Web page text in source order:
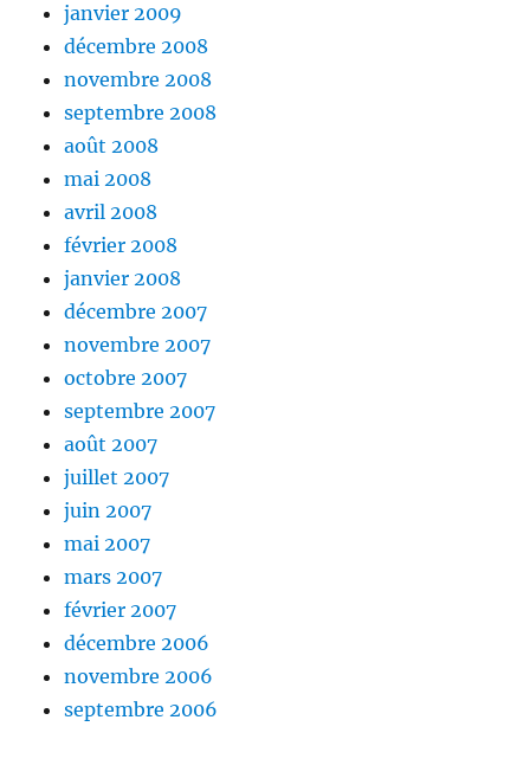
janvier 2009
décembre 2008
novembre 2008
septembre 2008
août 2008
mai 2008
avril 2008
février 2008
janvier 2008
décembre 2007
novembre 2007
octobre 2007
septembre 2007
août 2007
juillet 2007
juin 2007
mai 2007
mars 2007
février 2007
décembre 2006
novembre 2006
septembre 2006